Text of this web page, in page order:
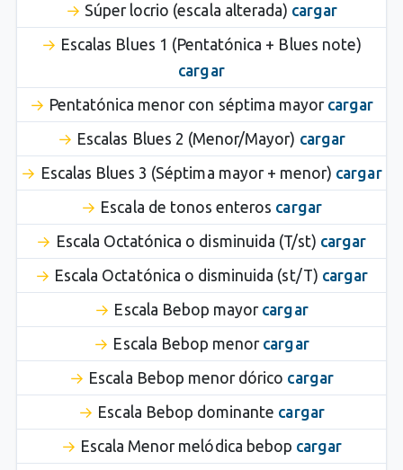
Súper locrio (escala alterada) cargar
Escalas Blues 1 (Pentatónica + Blues note)
cargar
Pentatónica menor con séptima mayor cargar
Escalas Blues 2 (Menor/Mayor) cargar
Escalas Blues 3 (Séptima mayor + menor) cargar
Escala de tonos enteros cargar
Escala Octatónica o disminuida (T/st) cargar
Escala Octatónica o disminuida (st/T) cargar
Escala Bebop mayor cargar
Escala Bebop menor cargar
Escala Bebop menor dórico cargar
Escala Bebop dominante cargar
Escala Menor melódica bebop cargar